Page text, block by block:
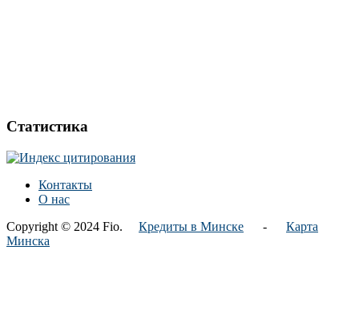
Статистика
Контакты
О нас
Copyright © 2024 Fio. Кредиты в Минске - Карта
Минска